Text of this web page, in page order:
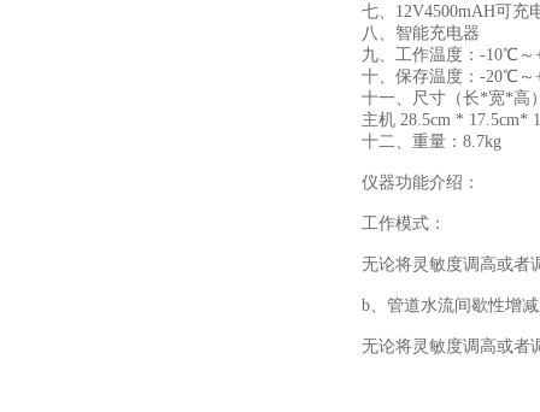
七、12V4500mAH可充
八、智能充电器
九、工作温度：-10℃
十、保存温度：-20℃
十一、尺寸（长*宽*高
主机 28.5cm * 17.5cm*
十二、重量：8.7kg
仪器功能介绍：
工作模式：
无论将灵敏度调高或者
b、管道水流间歇性增
无论将灵敏度调高或者